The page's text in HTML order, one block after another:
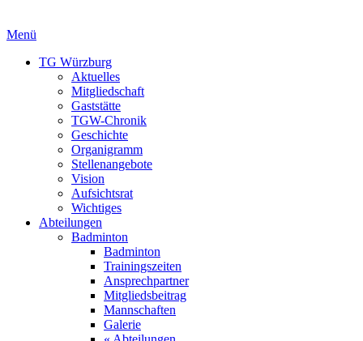
Menü
TG Würzburg
Aktuelles
Mitgliedschaft
Gaststätte
TGW-Chronik
Geschichte
Organigramm
Stellenangebote
Vision
Aufsichtsrat
Wichtiges
Abteilungen
Badminton
Badminton
Trainingszeiten
Ansprechpartner
Mitgliedsbeitrag
Mannschaften
Galerie